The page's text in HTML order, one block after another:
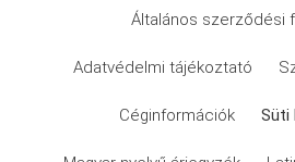
Általános szerződési
Adatvédelmi tájékoztató
Céginformációk Süti